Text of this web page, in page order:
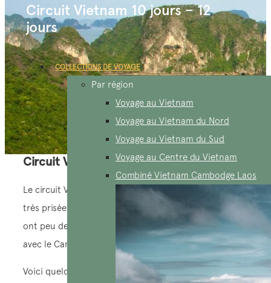
COLLECTIONS DE VOYAGE
Par région
Voyage au Vietnam
Voyage au Vietnam du Nord
Voyage au Vietnam du Sud
Voyage au Centre du Vietnam
Combiné Vietnam Cambodge Laos
Circuit Vietnam 10 jours – 12
jours
Circuit Vietnam 10 jours – 12 jours
Le circuit Vietnam 10 jours – 12 jours est une option
très prisée par les voyageurs d’AucoeurVietnam qui
ont peu de temps ou souhaitent combiner le Vietnam
avec le Cambodge ou le Laos.
Voici quelques exemples d’un circuit Vietnam 10 jours